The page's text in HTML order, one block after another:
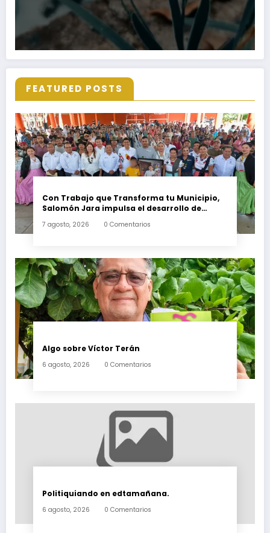
FEATURED POSTS
Con Trabajo que Transforma tu Municipio,
Salomón Jara impulsa el desarrollo de
7 agosto, 2026 0 Comentarios
Algo sobre Víctor Terán
6 agosto, 2026 0 Comentarios
Politiquiando en edtamañana.
6 agosto, 2026 0 Comentarios